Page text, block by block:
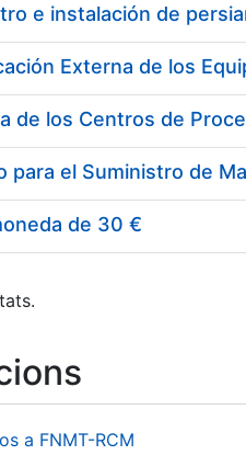
e instalación de
de 30 €
a FNMT-RCM